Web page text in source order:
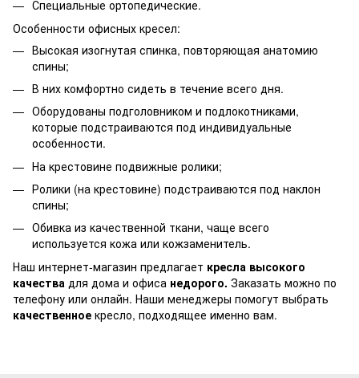
Специальные ортопедические.
Особенности офисных кресел:
Высокая изогнутая спинка, повторяющая анатомию
спины;
В них комфортно сидеть в течение всего дня.
Оборудованы подголовником и подлокотниками,
которые подстраиваются под индивидуальные
особенности.
На крестовине подвижные ролики;
Ролики (на крестовине) подстраиваются под наклон
спины;
Обивка из качественной ткани, чаще всего
используется кожа или кожзаменитель.
Наш интернет-магазин предлагает кресла высокого
качества для дома и офиса недорого. Заказать можно по
телефону или онлайн. Наши менеджеры помогут выбрать
качественное кресло, подходящее именно вам.